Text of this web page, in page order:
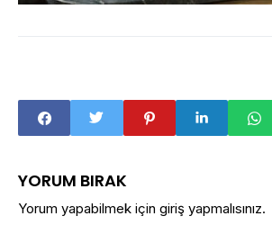
YORUM BIRAK
Yorum yapabilmek için giriş yapmalısınız.